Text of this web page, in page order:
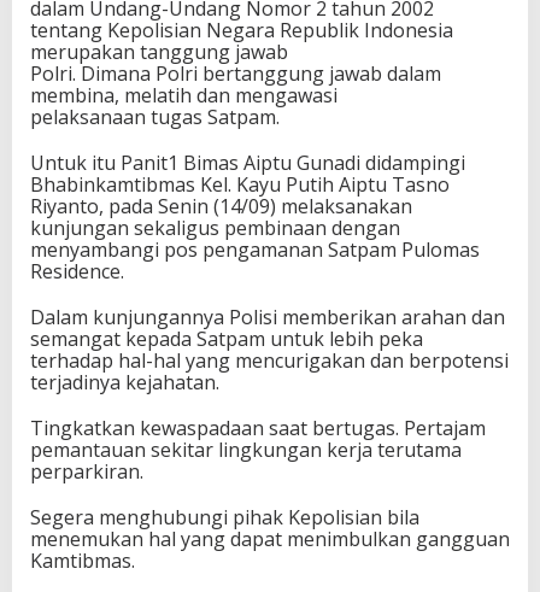
dalam Undang-Undang Nomor 2 tahun 2002
tentang Kepolisian Negara Republik Indonesia
merupakan tanggung jawab
Polri. Dimana Polri bertanggung jawab dalam
membina, melatih dan mengawasi
pelaksanaan tugas Satpam.
Untuk itu Panit1 Bimas Aiptu Gunadi didampingi
Bhabinkamtibmas Kel. Kayu Putih Aiptu Tasno
Riyanto, pada Senin (14/09) melaksanakan
kunjungan sekaligus pembinaan dengan
menyambangi pos pengamanan Satpam Pulomas
Residence.
Dalam kunjungannya Polisi memberikan arahan dan
semangat kepada Satpam untuk lebih peka
terhadap hal-hal yang mencurigakan dan berpotensi
terjadinya kejahatan.
Tingkatkan kewaspadaan saat bertugas. Pertajam
pemantauan sekitar lingkungan kerja terutama
perparkiran.
Segera menghubungi pihak Kepolisian bila
menemukan hal yang dapat menimbulkan gangguan
Kamtibmas.